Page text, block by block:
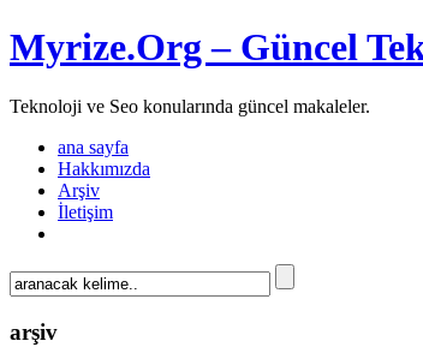
Myrize.Org – Güncel
Teknoloji ve Seo konularında güncel makaleler.
ana sayfa
Hakkımızda
Arşiv
İletişim
arşiv